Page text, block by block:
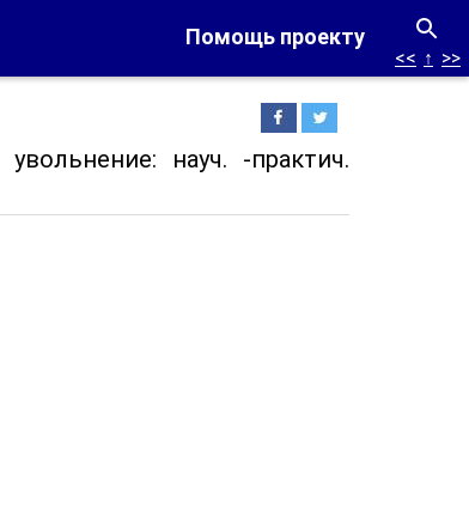
Помощь проекту
<< ↑ >>
науч. -практич.